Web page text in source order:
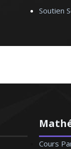
Soutien
Cours